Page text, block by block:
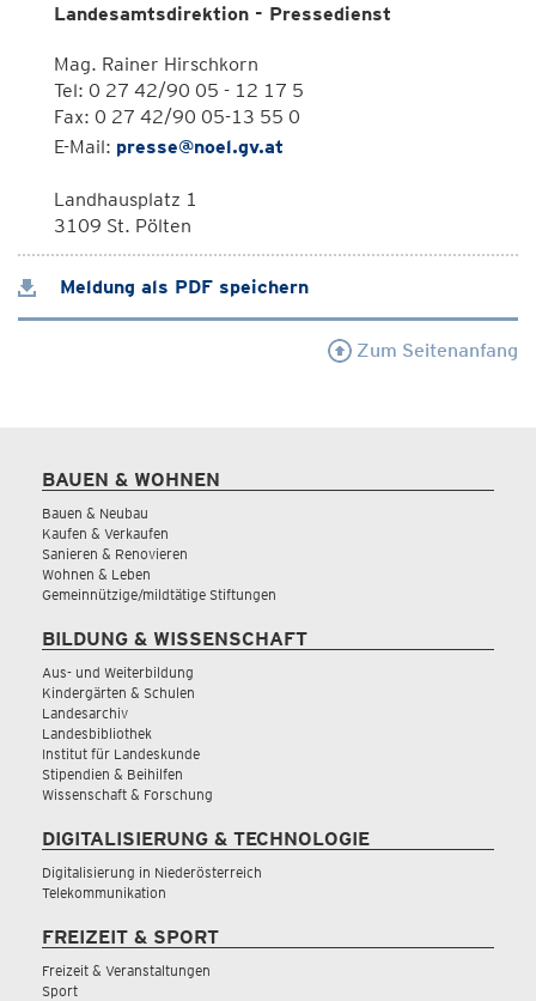
Landesamtsdirektion - Pressedienst
Mag. Rainer Hirschkorn
Tel: 0 27 42/90 05 - 12 17 5
Fax: 0 27 42/90 05-13 55 0
E-Mail: presse@noel.gv.at
Landhausplatz 1
3109 St. Pölten
Meldung als PDF speichern
Zum Seitenanfang
BAUEN & WOHNEN
Bauen & Neubau
Kaufen & Verkaufen
Sanieren & Renovieren
Wohnen & Leben
Gemeinnützige/mildtätige Stiftungen
BILDUNG & WISSENSCHAFT
Aus- und Weiterbildung
Kindergärten & Schulen
Landesarchiv
Landesbibliothek
Institut für Landeskunde
Stipendien & Beihilfen
Wissenschaft & Forschung
DIGITALISIERUNG & TECHNOLOGIE
Digitalisierung in Niederösterreich
Telekommunikation
FREIZEIT & SPORT
Freizeit & Veranstaltungen
Sport